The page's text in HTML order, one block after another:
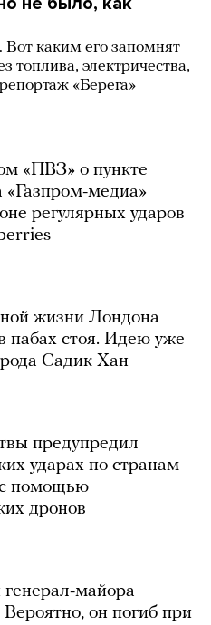
каким его запомнят
топлива, электричества,
«Берега»
«ПВЗ» о пункте
«Газпром-медиа»
регулярных ударов
жизни Лондона
пабах стоя. Идею уже
Садик Хан
предупредил
ударах по странам
с помощью
дронов
майора
он погиб при